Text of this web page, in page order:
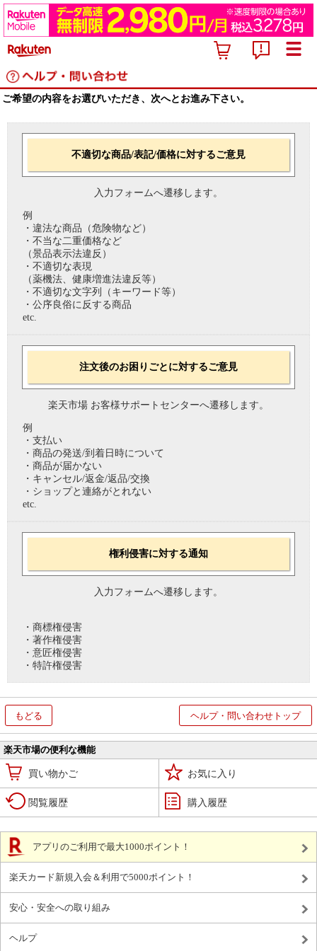
ご希望の内容をお選びいただき、次へとお進み下さい。
不適切な商品/表記/価格に対するご意見
入力フォームへ遷移します。
例
・違法な商品（危険物など）
・不当な二重価格など
（景品表示法違反）
・不適切な表現
（薬機法、健康増進法違反等）
・不適切な文字列（キーワード等）
・公序良俗に反する商品
etc.
注文後のお困りごとに対するご意見
楽天市場 お客様サポートセンターへ遷移します。
例
・支払い
・商品の発送/到着日時について
・商品が届かない
・キャンセル/返金/返品/交換
・ショップと連絡がとれない
etc.
権利侵害に対する通知
入力フォームへ遷移します。
・商標権侵害
・著作権侵害
・意匠権侵害
・特許権侵害
もどる ヘルプ・問い合わせトップ
楽天市場の便利な機能
買い物かご お気に入り
閲覧履歴 購入履歴
アプリのご利用で最大1000ポイント！
楽天カード新規入会＆利用で5000ポイント！
安心・安全への取り組み
ヘルプ